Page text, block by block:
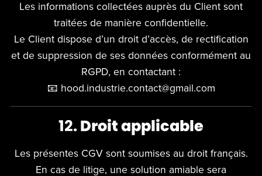
Les informations collectées auprès du Client sont
traitées de manière confidentielle.
Le Client dispose d’un droit d’accès, de rectification
et de suppression de ses données conformément au
RGPD, en contactant :
📧 hood.industrie.contact@gmail.com
12.Droit applicable
Les présentes CGV sont soumises au droit français.
En cas de litige, une solution amiable sera